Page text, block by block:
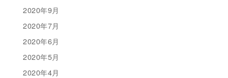
2020年9月
2020年7月
2020年6月
2020年5月
2020年4月